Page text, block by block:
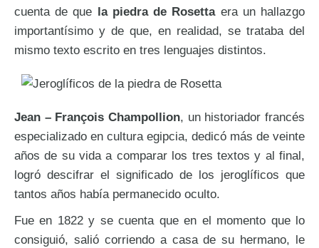
cuenta de que la piedra de Rosettaera un hallazgo
importantísimo y de que, en realidad, se trataba del
mismo texto escrito en tres lenguajes distintos.
Jean – François Champollion, un historiador francés
especializado en cultura egipcia, dedicó más de veinte
años de su vida a comparar los tres textos y al final,
logró descifrar el significado de los jeroglíficos que
tantos años había permanecido oculto.
Fue en 1822 y se cuenta que en el momento que lo
consiguió, salió corriendo a casa de su hermano, le